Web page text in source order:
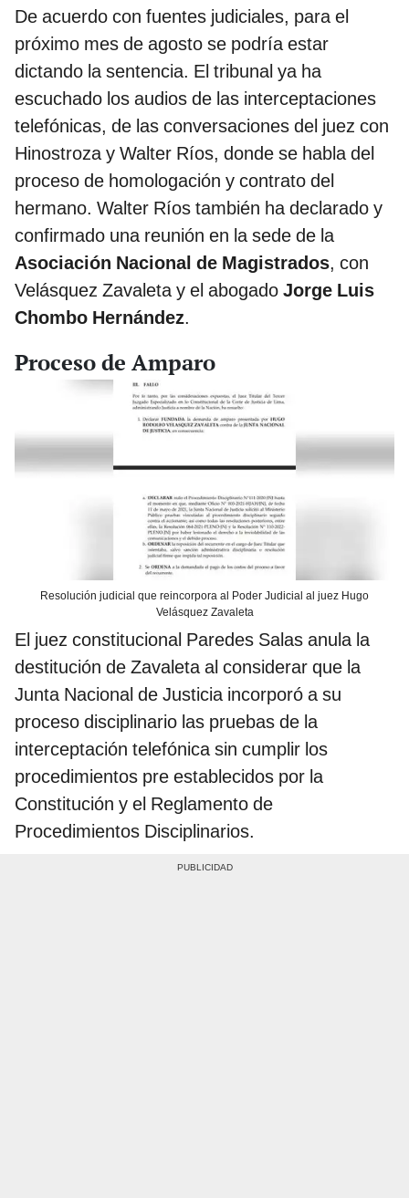
De acuerdo con fuentes judiciales, para el
próximo mes de agosto se podría estar
dictando la sentencia. El tribunal ya ha
escuchado los audios de las interceptaciones
telefónicas, de las conversaciones del juez con
Hinostroza y Walter Ríos, donde se habla del
proceso de homologación y contrato del
hermano. Walter Ríos también ha declarado y
confirmado una reunión en la sede de la
Asociación Nacional de Magistrados, con
Velásquez Zavaleta y el abogado Jorge Luis
Chombo Hernández.
Proceso de Amparo
Resolución judicial que reincorpora al Poder Judicial al juez Hugo
Velásquez Zavaleta
El juez constitucional Paredes Salas anula la
destitución de Zavaleta al considerar que la
Junta Nacional de Justicia incorporó a su
proceso disciplinario las pruebas de la
interceptación telefónica sin cumplir los
procedimientos pre establecidos por la
Constitución y el Reglamento de
Procedimientos Disciplinarios.